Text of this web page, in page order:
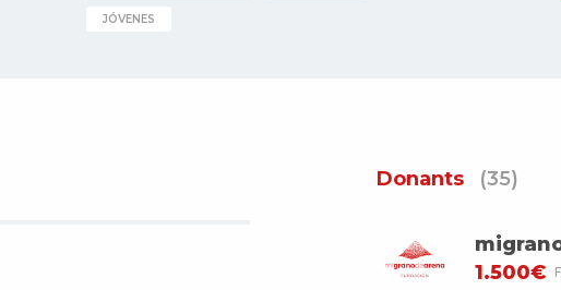
JÓVENES
Donants (35)
1.500€